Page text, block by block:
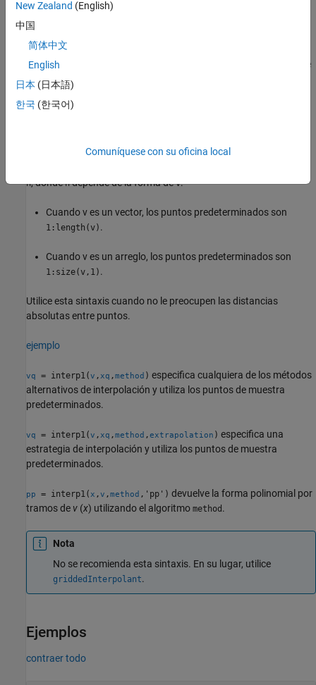
vq = interp1(x ,v,xq
estrategia para evaluar puntos que se encuentran fuera del
desea utilizar el algoritmo
puede especificar un valor escalar, en cuyo caso
devuelve
ese valor para todos los puntos fuera del dominio de
ejemplo
conjunto predeterminado de coordenadas de puntos de muestra.
n, dondendepende de la forma dev:
Cuando v es un vector, los puntos predeterminados son
1:length(v) .
Cuando v es un arreglo, los puntos predeterminados son
1:size(v,1) .
Utilice esta sintaxis cuando no le preocupen las distancias
absolutas entre puntos.
ejemplo
vq = interp1(v ,xq ,method ) especifica cualquiera de los métodos
alternativos de interpolación y utiliza los puntos de muestra
predeterminados.
vq = interp1(v ,xq ,method ,extrapolation ) especifica una
estrategia de interpolación y utiliza los puntos de muestra
predeterminados.
pp = interp1(x ,v ,method ,'pp') devuelve la forma polinomial por
tramos de v (x) utilizando el algoritmo method .
Nota
No se recomienda esta sintaxis. En su lugar, utilice
griddedInterpolant.
Ejemplos
contraer todo
New Zealand (English)
中国
简体中文
English
日本 (日本語)
한국 (한국어)
Comuníquese con su oficina local